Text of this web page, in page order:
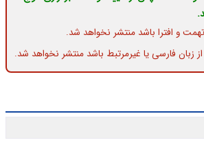
و افترا باشد منتشر نخواهد شد.
زبان فارسی یا غیرمرتبط باشد منتشر نخواهد شد.